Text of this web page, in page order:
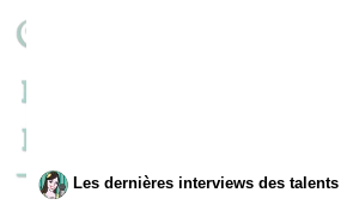
Les dernières interviews des talents